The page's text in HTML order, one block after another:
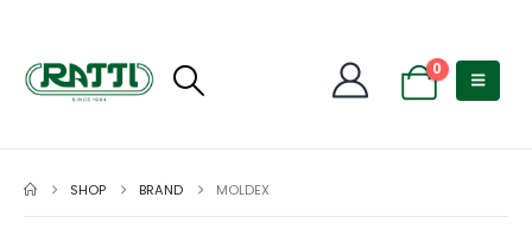
0
SHOP BRAND MOLDEX